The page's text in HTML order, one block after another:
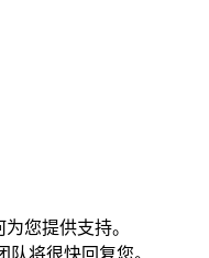
您提供支持。
将很快回复您。